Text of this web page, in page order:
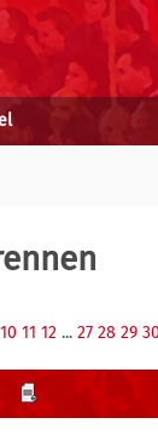
10 11 12 ... 27 28 29 30